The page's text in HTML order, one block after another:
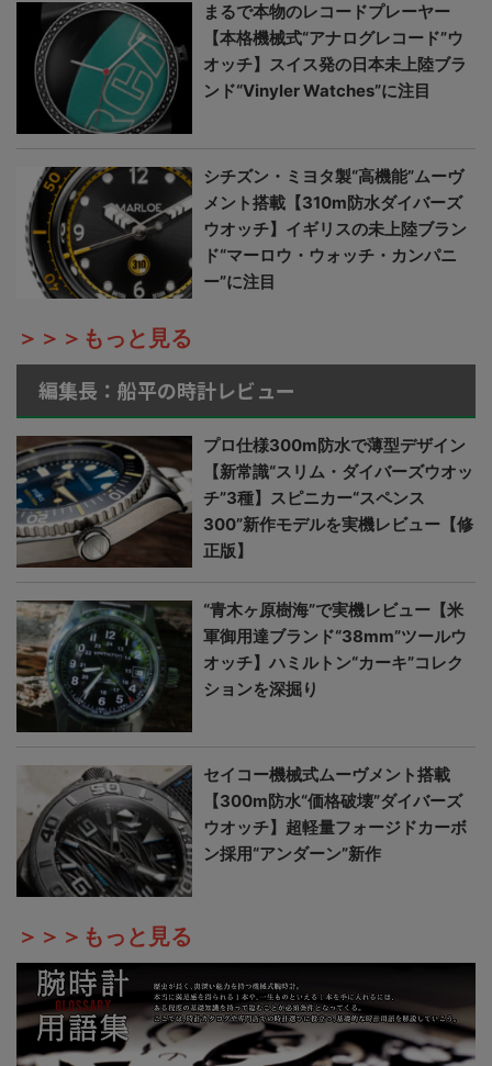
まるで本物のレコードプレーヤー
【本格機械式“アナログレコード”ウ
オッチ】スイス発の日本未上陸ブラ
ンド“Vinyler Watches”に注目
シチズン・ミヨタ製“高機能”ムーヴ
メント搭載【310m防水ダイバーズ
ウオッチ】イギリスの未上陸ブラン
ド“マーロウ・ウォッチ・カンパニ
ー”に注目
＞＞＞もっと見る
編集長：船平の時計レビュー
プロ仕様300m防水で薄型デザイン
【新常識“スリム・ダイバーズウオッ
チ”3種】スピニカー“スペンス
300”新作モデルを実機レビュー【修
正版】
“青木ヶ原樹海”で実機レビュー【米
軍御用達ブランド“38mm”ツールウ
オッチ】ハミルトン“カーキ”コレク
ションを深掘り
セイコー機械式ムーヴメント搭載
【300m防水“価格破壊”ダイバーズ
ウオッチ】超軽量フォージドカーボ
ン採用“アンダーン”新作
＞＞＞もっと見る